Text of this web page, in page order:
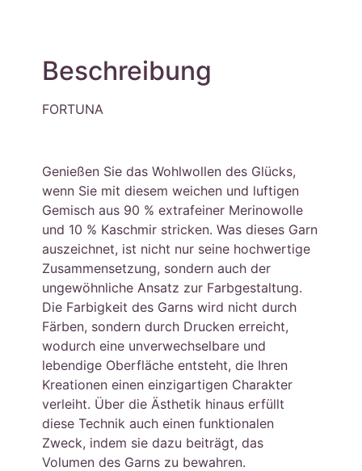
Beschreibung
FORTUNA
Genießen Sie das Wohlwollen des Glücks,
wenn Sie mit diesem weichen und luftigen
Gemisch aus 90 % extrafeiner Merinowolle
und 10 % Kaschmir stricken. Was dieses Garn
auszeichnet, ist nicht nur seine hochwertige
Zusammensetzung, sondern auch der
ungewöhnliche Ansatz zur Farbgestaltung.
Die Farbigkeit des Garns wird nicht durch
Färben, sondern durch Drucken erreicht,
wodurch eine unverwechselbare und
lebendige Oberfläche entsteht, die Ihren
Kreationen einen einzigartigen Charakter
verleiht. Über die Ästhetik hinaus erfüllt
diese Technik auch einen funktionalen
Zweck, indem sie dazu beiträgt, das
Volumen des Garns zu bewahren.